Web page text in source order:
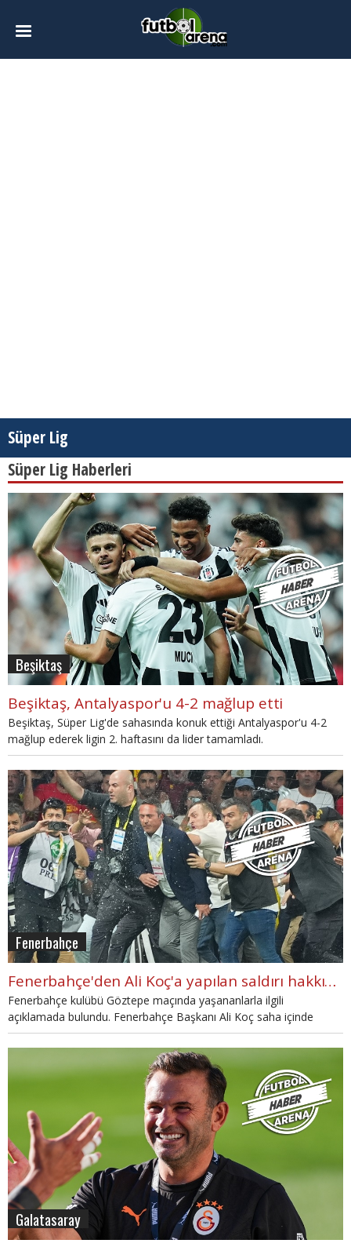
Süper Lig
Süper Lig Haberleri
Beşiktaş
Beşiktaş, Antalyaspor'u 4-2 mağlup etti
Beşiktaş, Süper Lig'de sahasında konuk ettiği Antalyaspor'u 4-2
mağlup ederek ligin 2. haftasını da lider tamamladı.
Fenerbahçe
Fenerbahçe'den Ali Koç'a yapılan saldırı hakkında açıklama
Fenerbahçe kulübü Göztepe maçında yaşananlarla ilgili
açıklamada bulundu. Fenerbahçe Başkanı Ali Koç saha içinde
saldırıya uğrarken, kulüp tarafından yapılan açıklamada
"Milyonların gözü önünde suç işlemekten çekinmeyen ve hakkında
hiçbir işlem yapılmamış halde elini kolunu sallayarak stattan ayrılan
bu şahsa bu cesareti kimler vermektedir? Başkanımız Ali Y. Koç
tarafından futbol teröristi bu şahıs başta olmak üzere ihmali olan
tüm yetkililer hakkında suç duyurusunda bulunulmuş olup, süreç
hassasiyetle takip edilecektir." ifadeleri kullanıldı.
Galatasaray